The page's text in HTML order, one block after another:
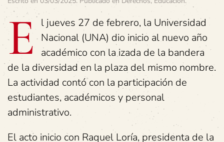
E
l jueves 27 de febrero, la Universidad
Nacional (UNA) dio inicio al nuevo año
académico con la izada de la bandera
de la diversidad en la plaza del mismo nombre.
La actividad contó con la participación de
estudiantes, académicos y personal
administrativo.
El acto inicio con Raquel Loría, presidenta de la